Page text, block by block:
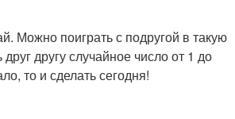
Можно поиграть с подругой в такую
другу случайное число от 1 до
то и сделать сегодня!